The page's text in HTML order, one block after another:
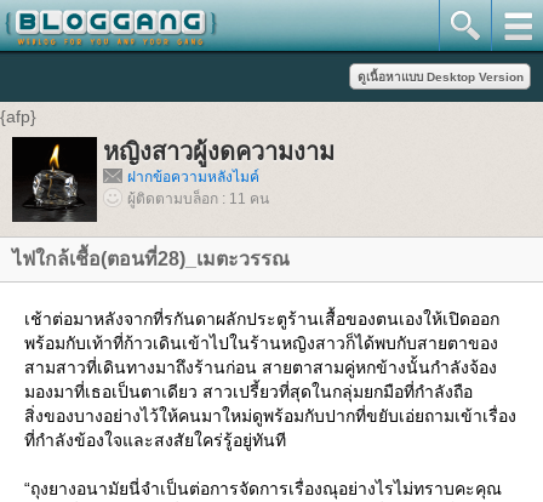
{afp}
หญิงสาวผู้งดความงาม
ฝากข้อความหลังไมค์
ผู้ติดตามบล็อก : 11 คน
ไฟใกล้เชื้อ(ตอนที่28)_เมตะวรรณ
เช้าต่อมาหลังจากที่รกันดาผลักประตูร้านเสื้อของตนเองให้เปิดออก
พร้อมกับเท้าที่ก้าวเดินเข้าไปในร้านหญิงสาวก็ได้พบกับสายตาของ
สามสาวที่เดินทางมาถึงร้านก่อน สายตาสามคู่หกข้างนั้นกำลังจ้อง
มองมาที่เธอเป็นตาเดียว สาวเปรี้ยวที่สุดในกลุ่มยกมือที่กำลังถือ
สิ่งของบางอย่างไว้ให้คนมาใหม่ดูพร้อมกับปากที่ขยับเอ่ยถามเข้าเรื่อง
ที่กำลังข้องใจและสงสัยใคร่รู้อยู่ทันที
“ถุงยางอนามัยนี่จำเป็นต่อการจัดการเรื่องณุอย่างไรไม่ทราบคะคุณ